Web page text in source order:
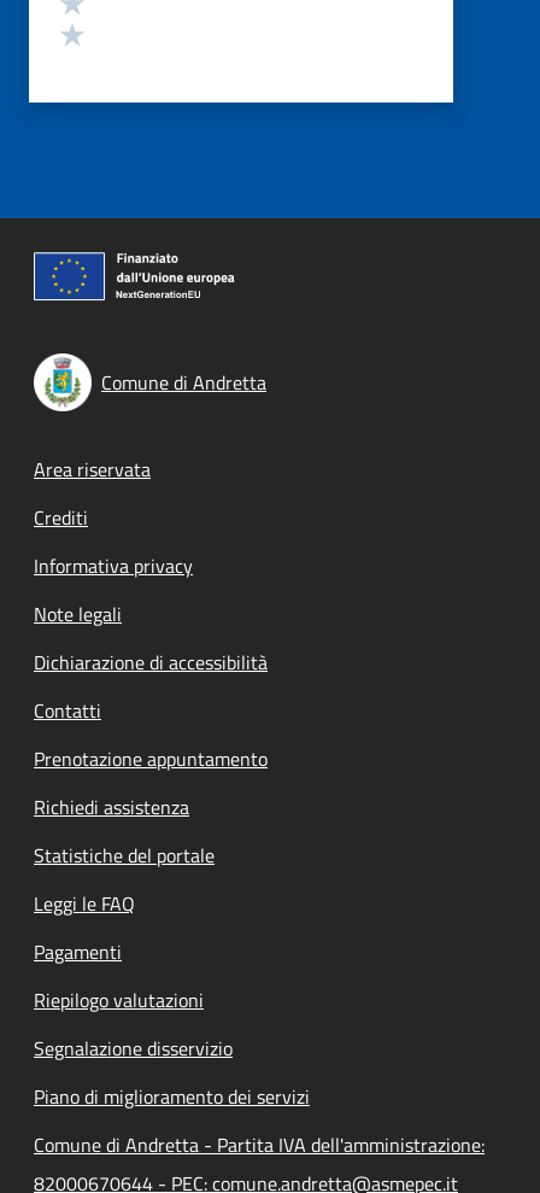
Comune di Andretta
Footer menu
Area riservata
Crediti
Informativa privacy
Note legali
Dichiarazione di accessibilità
Contatti
Prenotazione appuntamento
Richiedi assistenza
Statistiche del portale
Leggi le FAQ
Pagamenti
Riepilogo valutazioni
Segnalazione disservizio
Piano di miglioramento dei servizi
Comune di Andretta - Partita IVA dell'amministrazione:
82000670644 - PEC: comune.andretta@asmepec.it